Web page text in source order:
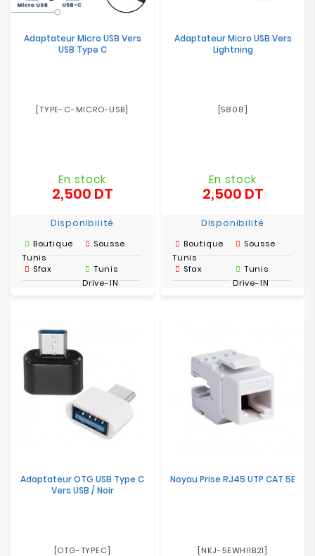
Adaptateur Micro USB Vers
USB Type C
[TYPE-C-MICRO-USB]
En stock
2,500 DTPrix
Disponibilité
Boutique
Tunis
Sousse
Sfax
Tunis
Drive-IN
Adaptateur Micro USB Vers
Lightning
[5808]
En stock
2,500 DTPrix
Disponibilité
Boutique
Tunis
Sousse
Sfax
Tunis
Drive-IN
Adaptateur OTG USB Type C
Vers USB / Noir
[OTG-TYPEC]
Noyau Prise RJ45 UTP CAT 5E
[NKJ-5EWHI1B21]